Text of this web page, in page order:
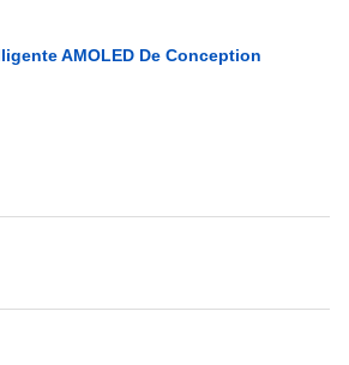
AMOLED De Conception